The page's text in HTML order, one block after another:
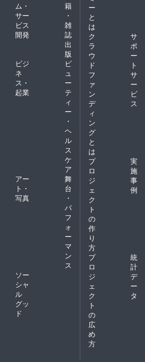
ム・
サー
ビス
開発
籍
・
雑
誌
出
版
ビジ
ネ
ス・
起業
ビ
ュ
ー
テ
ィ
ー
・
ヘ
ル
ス
ケ
ア
アー
ト・
写真
舞
台
・
パ
フ
ォ
ー
マ
ン
ス
ソー
シャ
ル
グッ
ド
ー
と
は
ク
ラ
ウ
ド
フ
ァ
ン
デ
ィ
ン
グ
と
は
サ
ポ
ー
ト
サ
ー
ビ
ス
プ
ロ
ジ
ェ
ク
ト
の
作
り
方
実
施
事
例
プ
ロ
ジ
ェ
ク
ト
の
広
め
方
統
計
デ
ー
タ